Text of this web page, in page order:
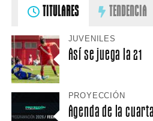
TITULARES TENDENCIA
JUVENILES
Así se juega la 21
PROYECCIÓN
Agenda de la